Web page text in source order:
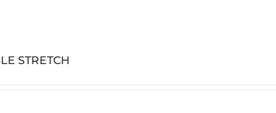
STRETCH